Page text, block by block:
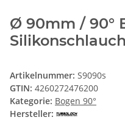
Ø 90mm / 90°
Artikelnummer: S9090s
GTIN: 4260272476200
Kategorie: Bogen 90°
Hersteller: